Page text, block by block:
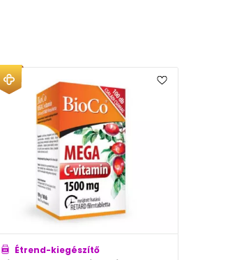
Étrend-kiegészítő